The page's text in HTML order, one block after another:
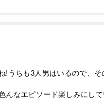
!うちも3人男はいるので、
んなエピソード楽しみにして